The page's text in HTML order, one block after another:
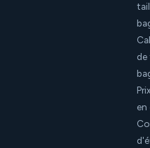
de
en